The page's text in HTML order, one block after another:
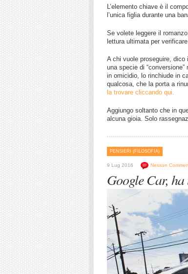
L’elemento chiave è il
l’unica figlia durante una
Se volete leggere il
lettura ultimata per
A chi vuole proseguire, dico
una specie di
in omicidio, lo rinchiude in
qualcosa, che la porta a
la trovare cliccando qui.
Aggiungo soltanto che in
alcuna gioia. Solo
PENSIERI (FILOSOFIA)
9 Lug 2016 Nessun
Google Car,